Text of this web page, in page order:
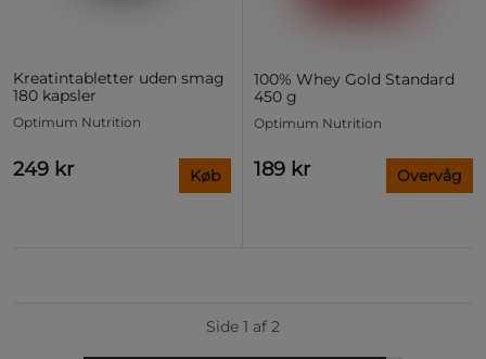
Kreatintabletter uden smag
180 kapsler
Optimum Nutrition
249 kr Køb
100% Whey Gold Standard
450 g
Optimum Nutrition
189 kr Overvåg
Side 1 af 2